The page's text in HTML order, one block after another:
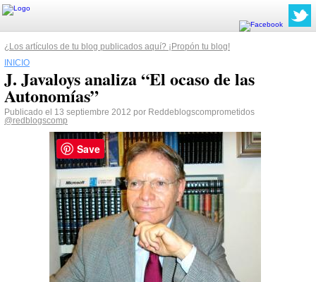
¿Los artículos de tu blog publicados aquí? ¡Propón tu blog!
INICIO
J. Javaloys analiza “El ocaso de las
Autonomías”
Publicado el 13 septiembre 2012 por Reddeblogscomprometidos
@redblogscomp
Save